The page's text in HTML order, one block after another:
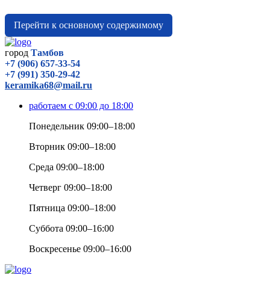
Перейти к основному содержимому
город Тамбов
+7 (906) 657-33-54
+7 (991) 350-29-42
keramika68@mail.ru
работаем с 09:00 до 18:00
Понедельник 09:00–18:00
Вторник 09:00–18:00
Среда 09:00–18:00
Четверг 09:00–18:00
Пятница 09:00–18:00
Суббота 09:00–16:00
Воскресенье 09:00–16:00